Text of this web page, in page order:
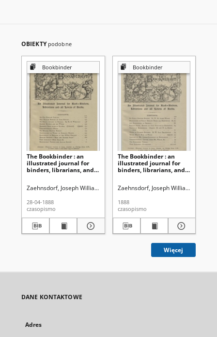
OBIEKTY podobne
Bookbinder
The Bookbinder : an
illustrated journal for
binders, librarians, and
Zaehnsdorf, Joseph William (1853-1930)
28-04-1888
czasopismo
Bookbinder
The Bookbinder : an
illustrated journal for
binders, librarians, and
Zaehnsdorf, Joseph William (1853-
1888
czasopismo
Więcej
DANE KONTAKTOWE
Adres